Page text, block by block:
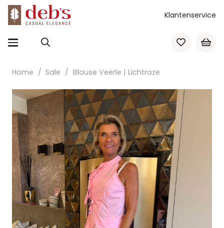
Klantenservice
Home / Sale / Blouse Veerle | Lichtroze